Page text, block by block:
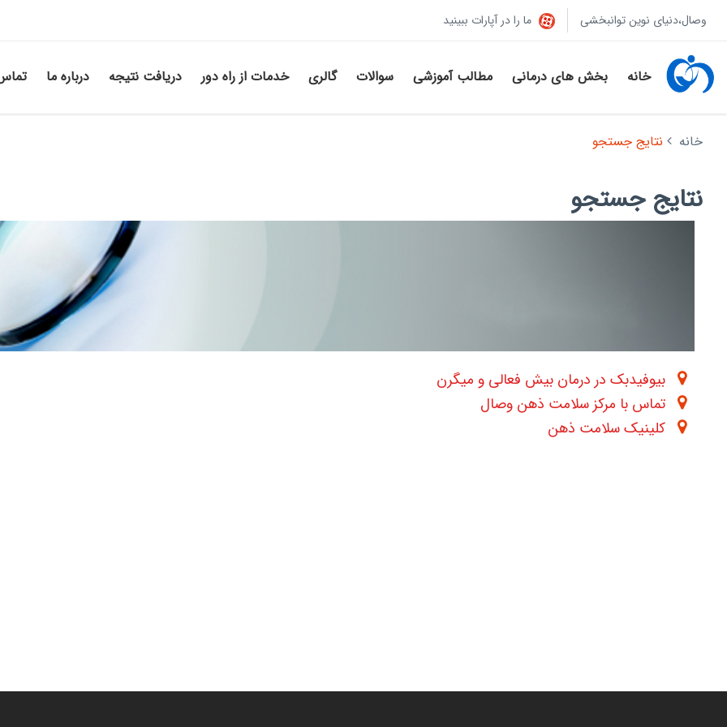
وصال،دنیای نوین توانبخشی ما را در آپارات ببینید
خانه بخش های درمانی مطالب آموزشی سوالات گالری خدمات از راه دور دریافت نتیجه درباره ما
خانه نتایج جستجو
نتایج جستجو
بیوفیدبک در درمان بیش فعالی و میگرن
تماس با مرکز سلامت ذهن وصال
کلینیک سلامت ذهن